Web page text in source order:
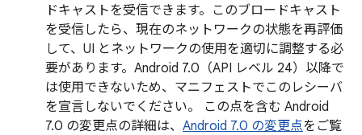
ドキャストを受信できます。このブロードキャスト
を受信したら、現在のネットワークの状態を再評価
して、UI とネットワークの使用を適切に調整する必
要があります。Android 7.0（API レベル 24）以降で
は使用できないため、マニフェストでこのレシーバ
を宣言しないでください。 この点を含む Android
7.0 の変更点の詳細は、 Android 7.0 の変更点をご覧